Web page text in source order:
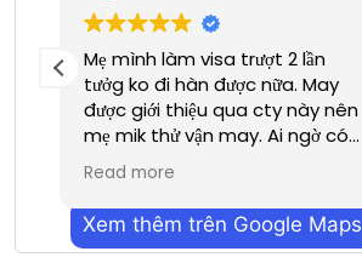
Mẹ mình làm visa trượt 2 lần
tưởg ko đi hàn được nữa. May
được giới thiệu qua cty này nên
mẹ mik thử vận may. Ai ngờ có
nhanh hơn dự định chỉ trong
vỏn vẹn 2 tuần. Cũn g cảm ơn a
Dương đã hỗ trợ nhiều. Dịch vụ
bên mình làm nhanh chóng
Read more
Xem thêm trên Google Maps